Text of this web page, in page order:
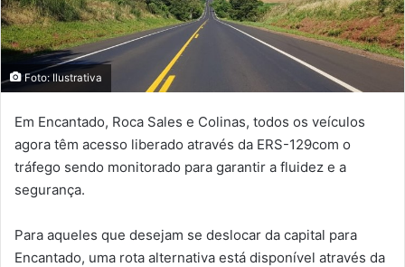
Foto: Ilustrativa
Em Encantado, Roca Sales e Colinas, todos os veículos
agora têm acesso liberado através da ERS-129com o
tráfego sendo monitorado para garantir a fluidez e a
segurança.
Para aqueles que desejam se deslocar da capital para
Encantado, uma rota alternativa está disponível através da